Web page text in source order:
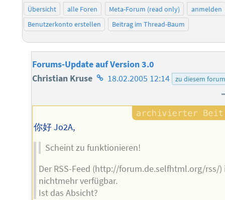
Übersicht alle Foren Meta-Forum (read only)
anmelden
Benutzerkonto erstellen
Beitrag im Thread-Baum
Forums-Update auf Version 3.0
Christian Kruse Homepage
Autors
18.02.2005 12:14 zu diesem forum
你好 Jo2A,
Scheint zu funktionieren!
Der RSS-Feed (http://forum.de.selfhtml.org/rss/)
nichtmehr verfügbar.
Ist das Absicht?